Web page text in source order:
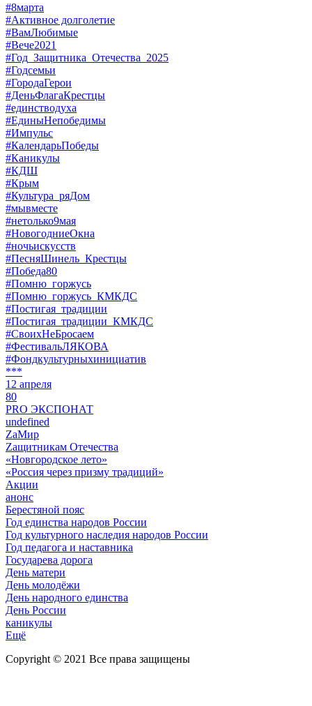
#8марта
#Активное долголетие
#ВамЛюбимые
#Вече2021
#Год_Защитника_Отечества_2025
#Годсемьи
#ГородаГерои
#ДеньФлагаКрестцы
#единстводуха
#ЕдиныНепобедимы
#Импульс
#КалендарьПобеды
#Каникулы
#КДШ
#Крым
#Культура_ряДом
#мывместе
#нетолько9мая
#НовогодниеОкна
#ночьискусств
#ПесняШинель_Крестцы
#Победа80
#Помню_горжусь
#Помню_горжусь_КМКДС
#Постигая_традиции
#Постигая_традиции_КМКДС
#СвоихНеБросаем
#ФестивальЛЯКОВА
#Фондкультурныхинициатив
***
12 апреля
80
PRO ЭКСПОНАТ
undefined
ZaМир
Zащитникам Отечества
«Новгородское лето»
«Россия через призму традиций»
Акции
анонс
Берестяной пояс
Год единства народов России
Год культурного наследия народов России
Год педагога и наставника
Государева дорога
День матери
День молодёжи
День народного единства
День России
каникулы
Ещё
Copyright © 2021 Все права защищены